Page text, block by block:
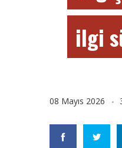
ilgi
08 Mayıs 2026